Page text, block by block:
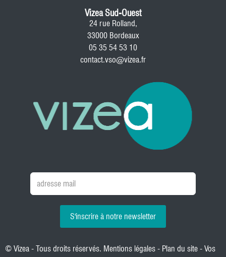
Vizea Sud-Ouest
24 rue Rolland,
33000 Bordeaux
05 35 54 53 10
contact.vso@vizea.fr
S'inscrire à notre newsletter
© Vizea - Tous droits réservés. Mentions légales - Plan du site - Vos